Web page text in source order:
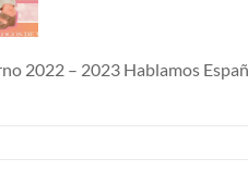
2022 – 2023 Hablamos